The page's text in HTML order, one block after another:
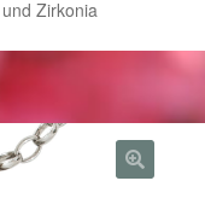
2023
2025
kaufen 2016
Zirkonia